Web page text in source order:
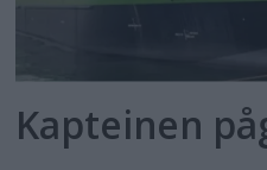
Kapteinen